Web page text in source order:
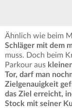
Ähnlich wie beim
Schläger mit dem
muss. Doch beim
Parkour aus
Tor, darf man
Zielgenauigkeit
das Ziel erreicht,
Stock mit seiner